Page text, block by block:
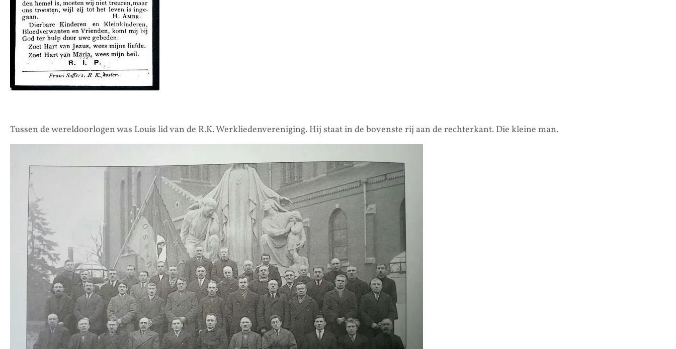
Tussen de wereldoorlogen was Louis lid van de R.K. Werkliedenvereniging. Hij staat in de bovenste rij aan de rechterkant. Die kleine man.